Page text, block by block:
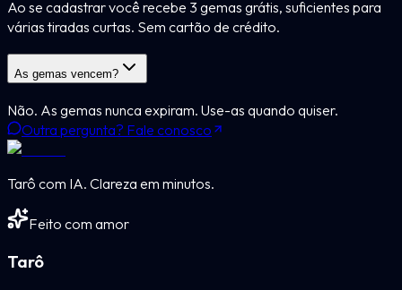
Ao se cadastrar você recebe 3 gemas grátis, suficientes para
várias tiradas curtas. Sem cartão de crédito.
As gemas vencem?
Não. As gemas nunca expiram. Use-as quando quiser.
Outra pergunta? Fale conosco
Tarô com IA. Clareza em minutos.
Feito com amor
Tarô